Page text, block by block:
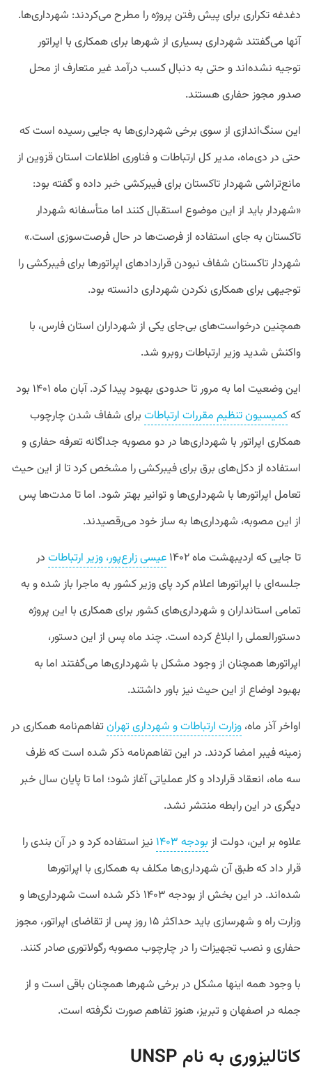
دغدغه‌ تکراری برای پیش رفتن پروژه را مطرح می‌کردند: شهرداری‌ها.
آنها می‌گفتند شهرداری بسیاری از شهرها برای همکاری با اپراتور
توجیه نشده‌اند و حتی به دنبال کسب‌ درآمد غیر متعارف از محل
صدور مجوز حفاری هستند.
این سنگ‌اندازی از سوی برخی شهرداری‌ها به جایی رسیده است که
حتی در دی‌ماه، مدیر کل ارتباطات و فناوری اطلاعات استان قزوین از
مانع‌تراشی شهردار تاکستان برای فیبرکشی خبر داده و گفته بود:‌
«شهردار باید از این موضوع استقبال کنند اما متأسفانه شهردار
تاکستان به جای استفاده از فرصت‌ها در حال فرصت‌سوزی است.»
شهردار تاکستان شفاف نبودن قراردادهای اپراتورها برای فیبرکشی را
توجیهی برای همکاری نکردن شهرداری دانسته بود.
همچنین درخواست‌های بی‌جای یکی از شهرداران استان فارس، با
واکنش شدید وزیر ارتباطات روبرو شد.
این وضعیت اما به مرور تا حدودی بهبود پیدا کرد. آبان ماه ۱۴۰۱ بود
کهکمیسیون تنظیم مقررات ارتباطات برای شفاف شدن چارچوب
همکاری اپراتور با شهرداری‌ها در دو مصوبه جداگانه تعرفه حفاری و
استفاده از دکل‌های برق برای فیبرکشی را مشخص کرد تا از این حیث
تعامل اپراتورها با شهرداری‌ها و توانیر بهتر شود. اما تا مدت‌ها پس
از این مصوبه، شهرداری‌ها به ساز خود می‌رقصیدند.
تا جایی که اردیبهشت ماه ۱۴۰۲ عیسی زارع‌پور، وزیر ارتباطات در
جلسه‌ای با اپراتورها اعلام کرد پای وزیر کشور به ماجرا باز شده و به
تمامی استانداران و شهرداری‌های کشور برای همکاری با این پروژه
دستورالعملی را ابلاغ کرده است. چند ماه پس از این دستور،
اپراتورها همچنان از وجود مشکل با شهرداری‌ها می‌گفتند اما به
بهبود اوضاع از این حیث نیز باور داشتند.
اواخر آذر ماه، وزارت ارتباطات و شهرداری تهران تفاهم‌نامه همکاری در
زمینه فیبر امضا کردند. در این تفاهم‌نامه ذکر شده است که ظرف
سه ماه، انعقاد قرارداد و کار عملیاتی آغاز شود؛ اما تا پایان سال خبر
دیگری در این رابطه منتشر نشد.
علاوه بر این، دولت از بودجه ۱۴۰۳
نیز استفاده کرد و در آن بندی را
قرار داد که طبق آن شهرداری‌ها مکلف به همکاری با اپراتورها
شده‌اند. در این بخش از بودجه ۱۴۰۳ ذکر شده است شهرداری‌ها و
وزارت راه‌ و شهرسازی باید حداکثر ۱۵ روز پس از تقاضای اپراتور، مجوز
حفاری و نصب تجهیزات را در چارچوب مصوبه رگولاتوری صادر کنند.
با وجود همه اینها مشکل در برخی شهرها همچنان باقی است و از
جمله در اصفهان و تبریز، هنوز تفاهم صورت نگرفته است.
کاتالیزوری به نام UNSP